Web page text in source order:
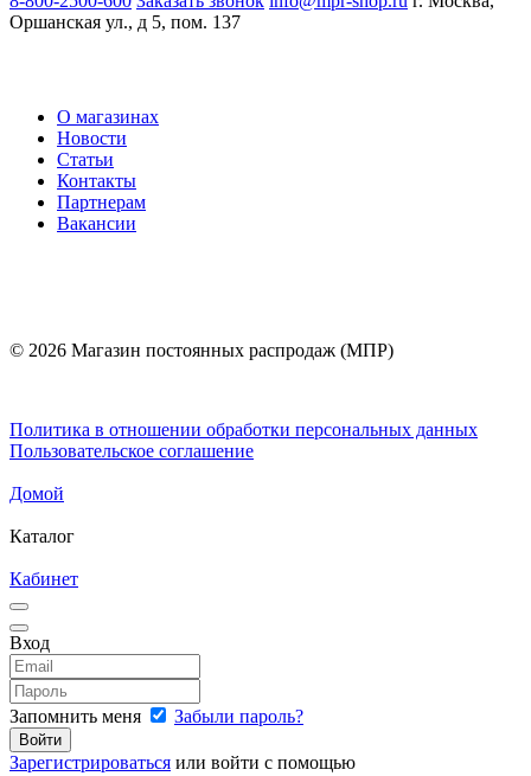
Оршанская ул., д 5, пом. 137
О магазинах
Новости
Статьи
Контакты
Партнерам
Вакансии
© 2026 Магазин постоянных распродаж (МПР)
Политика в отношении обработки персональных данных
Пользовательское соглашение
Домой
Каталог
Кабинет
Вход
Запомнить меня Забыли пароль?
Зарегистрироваться или войти с помощью